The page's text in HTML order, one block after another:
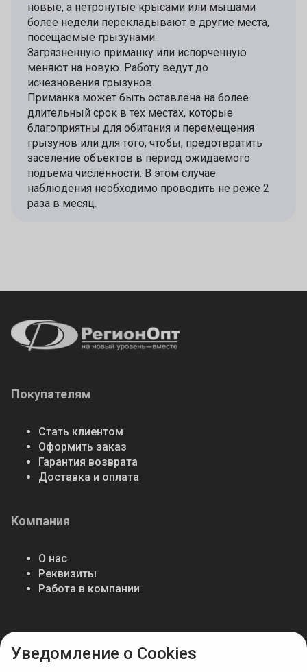
новые, а нетронутые крысами или мышами
более недели перекладывают в другие места,
посещаемые грызунами.
Загрязненную приманку или испорченную
меняют на новую. Работу ведут до
исчезновения грызунов.
Приманка может быть оставлена на более
длительный срок в тех местах, которые
благоприятны для обитания и перемещения
грызунов или для того, чтобы, предотвратить
заселение объектов в период ожидаемого
подъема численности. В этом случае
наблюдения необходимо проводить не реже 2
раза в месяц.
Покупателям
Стать клиентом
Оформить заказ
Гарантия возврата
Доставка и оплата
Компания
О нас
Реквизиты
Работа в компании
Мы в соцсетях
Уведомление о Cookies